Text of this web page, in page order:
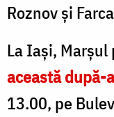
Roznov și
La Iași,
această după-
13.00, pe